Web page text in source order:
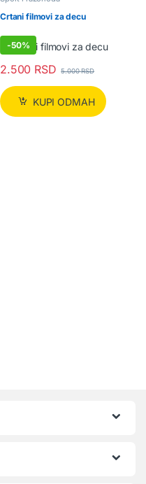
Crtani filmovi za decu
-50%
2.500 RSD 5.000RSD
KUPI ODMAH